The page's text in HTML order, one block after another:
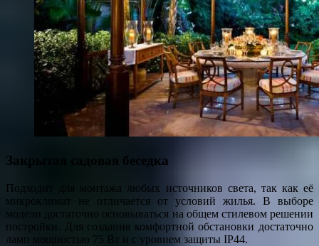
Закрытая садовая беседка
Подходит для монтажа любых источников света, так как её
микроклимат не отличается от условий жилья. В выборе
модели достаточно основываться на общем стилевом решении
постройки. Для создания комфортной обстановки достаточно
ламп мощностью 75 Вт и с уровнем защиты IP44.